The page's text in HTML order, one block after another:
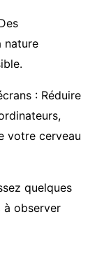
nature
: Réduire
votre cerveau
quelques
à observer